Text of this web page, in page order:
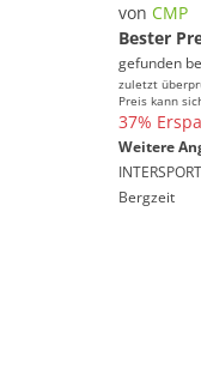
von CMP
Bester
gefunden
zuletzt
Preis kann
37%
Weitere
INTERSPORT
Bergzeit